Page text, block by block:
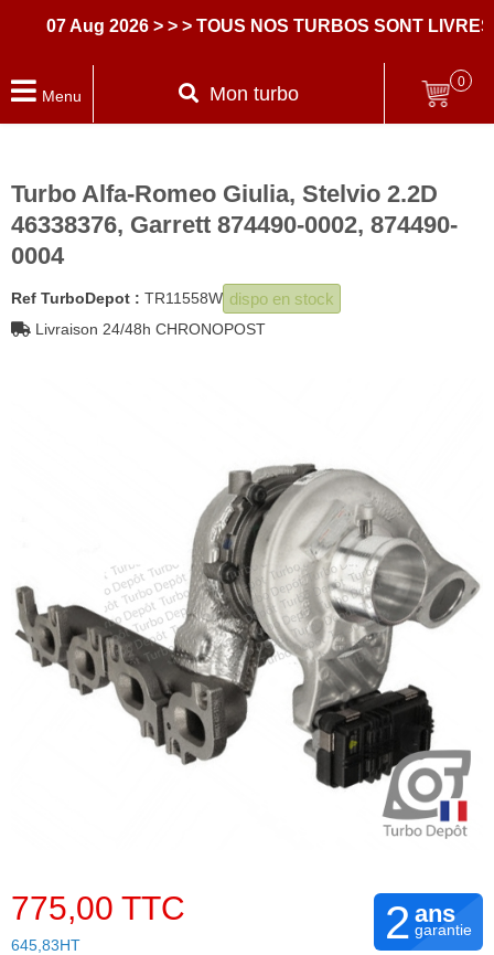
07 Aug 2026 > > > TOUS NOS TURBOS SONT LIVRES
Menu Mon turbo
0
Turbo Alfa-Romeo Giulia, Stelvio 2.2D
46338376, Garrett 874490-0002, 874490-
0004
Ref TurboDepot : TR11558W dispo en stock
Livraison 24/48h CHRONOPOST
775,00 TTC
645,83HT 2 ans
garantie